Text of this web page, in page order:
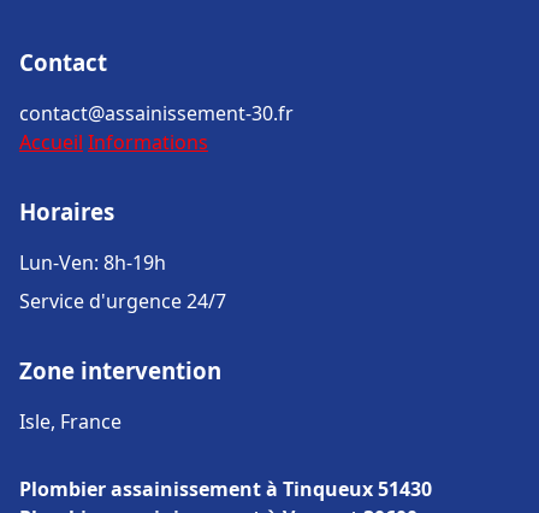
Contact
contact@assainissement-30.fr
Accueil Informations
Horaires
Lun-Ven: 8h-19h
Service d'urgence 24/7
Zone intervention
Isle, France
Plombier assainissement à Tinqueux 51430